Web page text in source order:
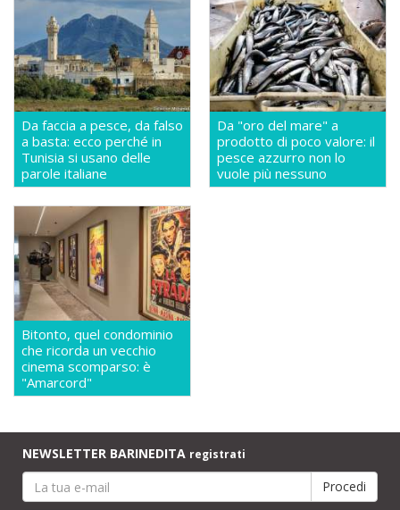
Da faccia a pesce, da falso
a basta: ecco perché in
Tunisia si usano delle
parole italiane
Da "oro del mare" a
prodotto di poco valore: il
pesce azzurro non lo
vuole più nessuno
Bitonto, quel condominio
che ricorda un vecchio
cinema scomparso: è
"Amarcord"
NEWSLETTER BARINEDITA registrati